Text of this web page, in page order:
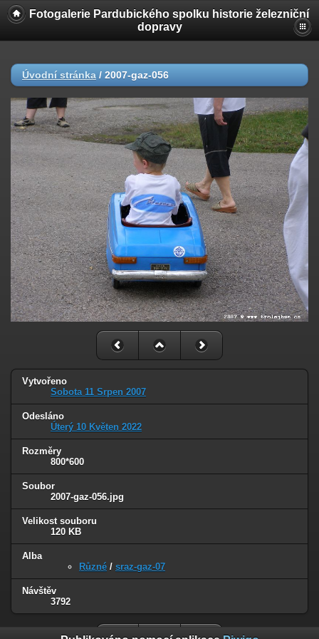
Fotogalerie Pardubického spolku historie železniční
dopravy
Úvodní stránka / 2007-gaz-056
Vytvořeno
Sobota 11 Srpen 2007
Odesláno
Úterý 10 Květen 2022
Rozměry
800*600
Soubor
2007-gaz-056.jpg
Velikost souboru
120 KB
Alba
Různé / sraz-gaz-07
Návštěv
3792